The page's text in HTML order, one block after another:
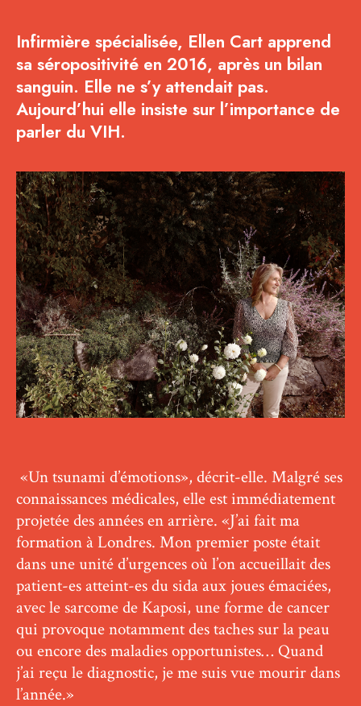
Infirmière spécialisée, Ellen Cart apprend
sa séropositivité en 2016, après un bilan
sanguin. Elle ne s’y attendait pas.
Aujourd’hui elle insiste sur l’importance de
parler du VIH.
«Un tsunami d’émotions», décrit-elle. Malgré ses
connaissances médicales, elle est immédiatement
projetée des années en arrière. «J’ai fait ma
formation à Londres. Mon premier poste était
dans une unité d’urgences où l’on accueillait des
patient-es atteint-es du sida aux joues émaciées,
avec le sarcome de Kaposi, une forme de cancer
qui provoque notamment des taches sur la peau
ou encore des maladies opportunistes… Quand
j’ai reçu le diagnostic, je me suis vue mourir dans
l’année.»